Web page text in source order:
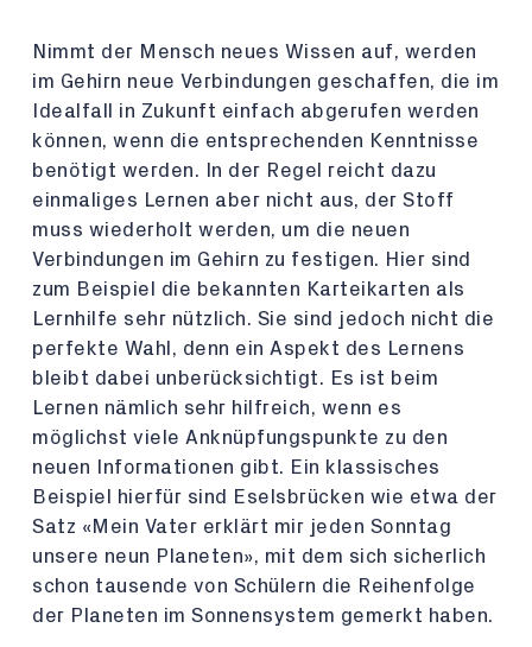
Nimmt der Mensch neues Wissen auf, werden
im Gehirn neue Verbindungen geschaffen, die im
Idealfall in Zukunft einfach abgerufen werden
können, wenn die entsprechenden Kenntnisse
benötigt werden. In der Regel reicht dazu
einmaliges Lernen aber nicht aus, der Stoff
muss wiederholt werden, um die neuen
Verbindungen im Gehirn zu festigen. Hier sind
zum Beispiel die bekannten Karteikarten als
Lernhilfe sehr nützlich. Sie sind jedoch nicht die
perfekte Wahl, denn ein Aspekt des Lernens
bleibt dabei unberücksichtigt. Es ist beim
Lernen nämlich sehr hilfreich, wenn es
möglichst viele Anknüpfungspunkte zu den
neuen Informationen gibt. Ein klassisches
Beispiel hierfür sind Eselsbrücken wie etwa der
Satz «Mein Vater erklärt mir jeden Sonntag
unsere neun Planeten», mit dem sich sicherlich
schon tausende von Schülern die Reihenfolge
der Planeten im Sonnensystem gemerkt haben.